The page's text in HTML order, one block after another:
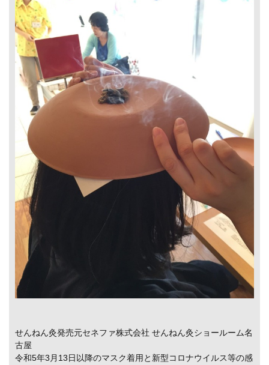
せんねん灸発売元セネファ株式会社 せんねん灸ショールーム名
古屋
令和5年3月13日以降のマスク着用と新型コロナウイルス等の感